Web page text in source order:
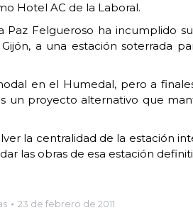
Hotel AC de la Laboral.
Felgueroso ha incumplido
a una estación soterrada
en el Humedal, pero a
proyecto alternativo que
la centralidad de la estación
las obras de esa estación
23 de febrero de 2011